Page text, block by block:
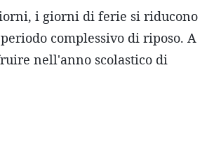
i giorni di ferie si riducono
complessivo di riposo. A
nell'anno scolastico di